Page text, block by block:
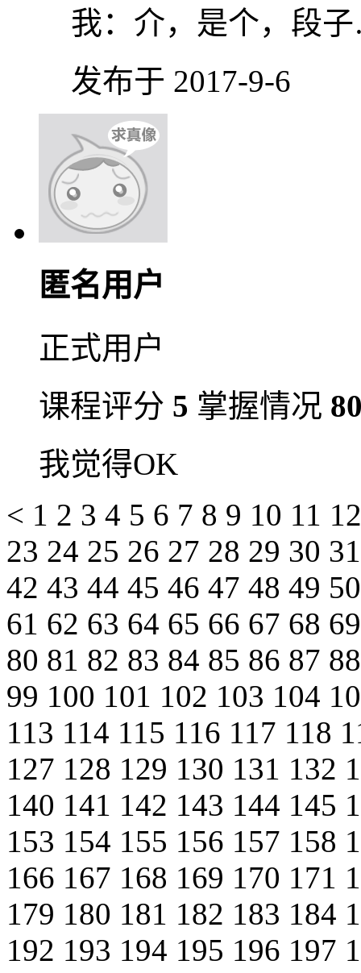
我：介，是个，段
发布于 2017-9-6
匿名用户
正式用户
课程评分 5 掌握情况
我觉得OK
< 1 2 3 4 5 6 7 8 9 10 11
23 24 25 26 27 28 29 30
42 43 44 45 46 47 48 49
61 62 63 64 65 66 67 68
80 81 82 83 84 85 86 87
99 100 101 102 103 104
113 114 115 116 117 118
127 128 129 130 131 132
140 141 142 143 144 145
153 154 155 156 157 158
166 167 168 169 170 171
179 180 181 182 183 184
192 193 194 195 196 197